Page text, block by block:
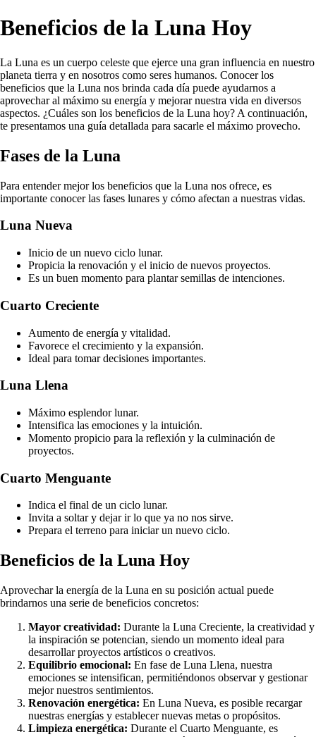
Beneficios de la Luna Hoy
La Luna es un cuerpo celeste que ejerce una gran influencia en nuestro
planeta tierra y en nosotros como seres humanos. Conocer los
beneficios que la Luna nos brinda cada día puede ayudarnos a
aprovechar al máximo su energía y mejorar nuestra vida en diversos
aspectos. ¿Cuáles son los beneficios de la Luna hoy? A continuación,
te presentamos una guía detallada para sacarle el máximo provecho.
Fases de la Luna
Para entender mejor los beneficios que la Luna nos ofrece, es
importante conocer las fases lunares y cómo afectan a nuestras vidas.
Luna Nueva
Inicio de un nuevo ciclo lunar.
Propicia la renovación y el inicio de nuevos proyectos.
Es un buen momento para plantar semillas de intenciones.
Cuarto Creciente
Aumento de energía y vitalidad.
Favorece el crecimiento y la expansión.
Ideal para tomar decisiones importantes.
Luna Llena
Máximo esplendor lunar.
Intensifica las emociones y la intuición.
Momento propicio para la reflexión y la culminación de
proyectos.
Cuarto Menguante
Indica el final de un ciclo lunar.
Invita a soltar y dejar ir lo que ya no nos sirve.
Prepara el terreno para iniciar un nuevo ciclo.
Beneficios de la Luna Hoy
Aprovechar la energía de la Luna en su posición actual puede
brindarnos una serie de beneficios concretos:
Mayor creatividad: Durante la Luna Creciente, la creatividad y
la inspiración se potencian, siendo un momento ideal para
desarrollar proyectos artísticos o creativos.
Equilibrio emocional: En fase de Luna Llena, nuestra
emociones se intensifican, permitiéndonos observar y gestionar
mejor nuestros sentimientos.
Renovación energética: En Luna Nueva, es posible recargar
nuestras energías y establecer nuevas metas o propósitos.
Limpieza energética: Durante el Cuarto Menguante, es